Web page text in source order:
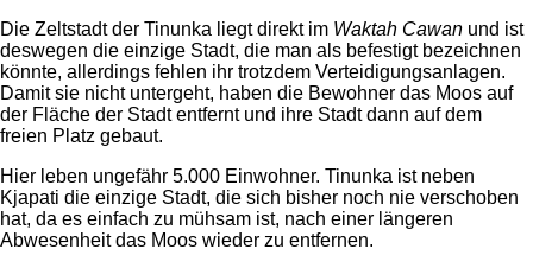
Die Zeltstadt der Tinunka liegt direkt im Waktah Cawan und ist
deswegen die einzige Stadt, die man als befestigt bezeichnen
könnte, allerdings fehlen ihr trotzdem Verteidigungsanlagen.
Damit sie nicht untergeht, haben die Bewohner das Moos auf
der Fläche der Stadt entfernt und ihre Stadt dann auf dem
freien Platz gebaut.
Hier leben ungefähr 5.000 Einwohner. Tinunka ist neben
Kjapati die einzige Stadt, die sich bisher noch nie verschoben
hat, da es einfach zu mühsam ist, nach einer längeren
Abwesenheit das Moos wieder zu entfernen.